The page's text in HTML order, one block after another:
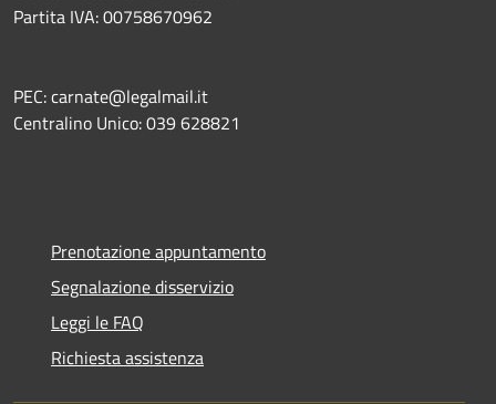
Partita IVA: 00758670962
PEC: carnate@legalmail.it
Centralino Unico: 039 628821
Prenotazione appuntamento
Segnalazione disservizio
Leggi le FAQ
Richiesta assistenza